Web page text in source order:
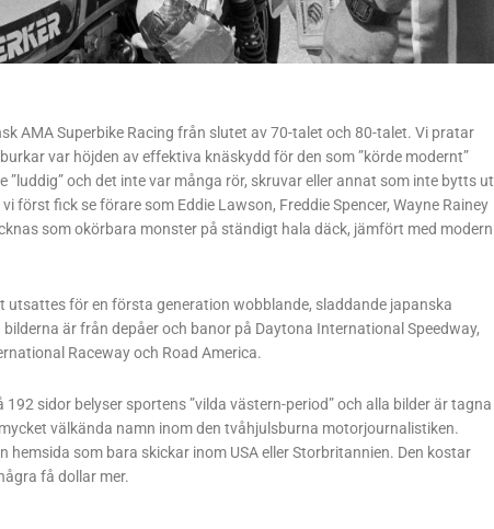
AMA Superbike Racing från slutet av 70-talet och 80-talet. Vi pratar
var höjden av effektiva knäskydd för den som ”körde modernt”
och det inte var många rör, skruvar eller annat som inte bytts ut
fick se förare som Eddie Lawson, Freddie Spencer, Wayne Rainey
som okörbara monster på ständigt hala däck, jämfört med modern
utsattes för en första generation wobblande, sladdande japanska
är från depåer och banor på Daytona International Speedway,
Raceway och Road America.
sidor belyser sportens ”vilda västern-period” och alla bilder är tagna
välkända namn inom den tvåhjulsburna motorjournalistiken.
som bara skickar inom USA eller Storbritannien. Den kostar
få dollar mer.